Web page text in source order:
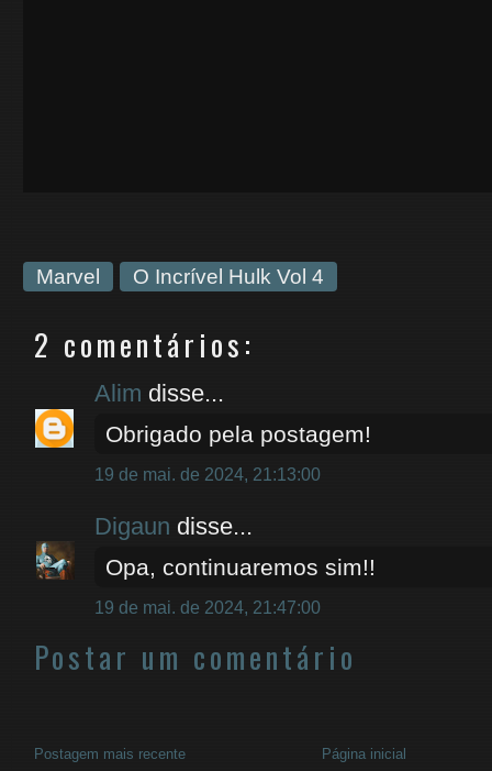
Marvel O Incrível Hulk Vol 4
2 comentários:
Alim disse...
Obrigado pela postagem!
19 de mai. de 2024, 21:13:00
Digaun disse...
Opa, continuaremos sim!!
19 de mai. de 2024, 21:47:00
Postar um comentário
Postagem mais recente Página inicial